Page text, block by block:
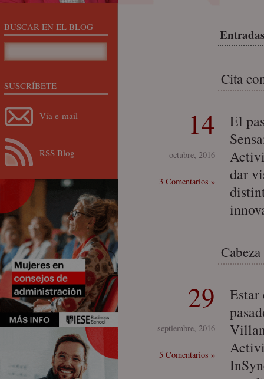
Cita
14
octubre, 2016
3 Comentarios »
El
dar
29
septiembre, 2016
5 Comentarios »
Estar
BUSCAR EN EL BLOG
SUSCRÍBETE
Vía e-mail
RSS Blog